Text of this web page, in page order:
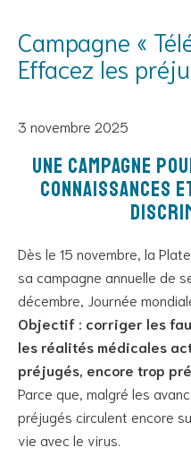
Campagne «
Effacez les
3 novembre 2025
Une campagne
connaissances
Dès le 15 novembre, la
sa campagne annuelle de
décembre, Journée
Objectif : corriger les
les réalités médicales
préjugés, encore trop
Parce que, malgré les
préjugés circulent encore
vie avec le virus.